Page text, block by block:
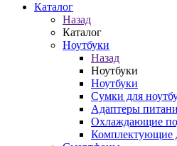
Каталог
Назад
Каталог
Ноутбуки
Назад
Ноутбуки
Ноутбуки
Сумки для
Адаптеры
Охлаждающие
Комплектующие